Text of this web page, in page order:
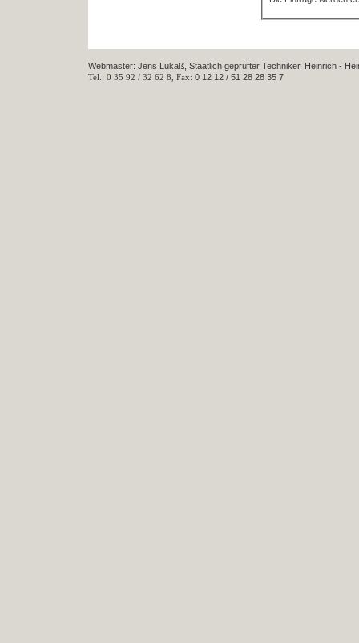
Webmaster: Jens Lukaß, Staatlich geprüfter Techniker, Heinrich -
Tel.: 0 35 92 / 32 62 8, Fax: 0 12 12 / 51 28 28 35 7